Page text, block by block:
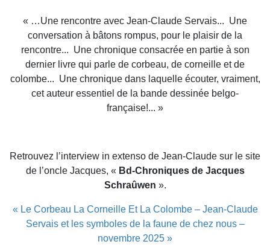
« …Une rencontre avec Jean-Claude Servais... Une
conversation à bâtons rompus, pour le plaisir de la
rencontre... Une chronique consacrée en partie à son
dernier livre qui parle de corbeau, de corneille et de
colombe... Une chronique dans laquelle écouter, vraiment,
cet auteur essentiel de la bande dessinée belgo-
française!... »
Retrouvez l’interview in extenso de Jean-Claude sur le site
de l’oncle Jacques, « Bd-Chroniques de Jacques
Schraûwen ».
« Le Corbeau La Corneille Et La Colombe – Jean-Claude
Servais et les symboles de la faune de chez nous –
novembre 2025 »